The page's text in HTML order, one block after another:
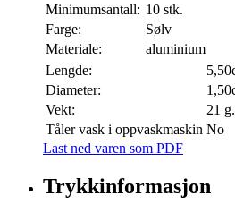
Minimumsantall: 10 stk.
Farge:
Sølv
Materiale:
aluminium
Lengde:
Diameter:
Vekt:
21 g.
Tåler vask i oppvaskmaskin No
Last ned varen som PDF
Trykkinformasjon